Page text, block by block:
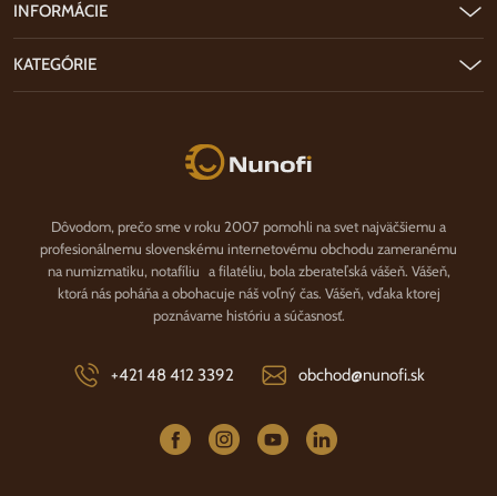
Nunofi.sk
Dôvodom, prečo sme v roku 2007 pomohli na svet najväčšiemu a
profesionálnemu slovenskému internetovému obchodu zameranému
na numizmatiku, notafíliu a filatéliu, bola zberateľská vášeň. Vášeň,
ktorá nás poháňa a obohacuje náš voľný čas. Vášeň, vďaka ktorej
poznávame históriu a súčasnosť.
+421 48 412 3392 obchod@nunofi.sk
INFORMÁCIE
KATEGÓRIE